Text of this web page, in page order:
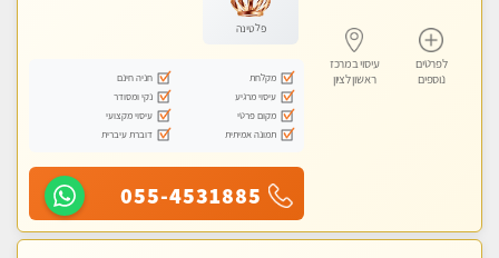
לפרטים
נוספים
עיסוי במרכז
ראשון לציון
פלטינה
מקלחת
חניה חינם
עיסוי מרגיע
נקי ומסודר
מקום פרטי
עיסוי מקצועי
תמונה אמיתית
דוברת עיברית
055-4531885